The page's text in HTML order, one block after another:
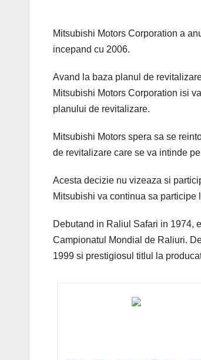
Mitsubishi Motors Corporation a
incepand cu 2006.
Avand la baza planul de
Mitsubishi Motors Corporation isi
planului de revitalizare.
Mitsubishi Motors spera sa se
de revitalizare care se va intinde
Acesta decizie nu vizeaza si
Mitsubishi va continua sa participe
Debutand in Raliul Safari in 1974,
Campionatul Mondial de Raliuri.
1999 si prestigiosul titlul la